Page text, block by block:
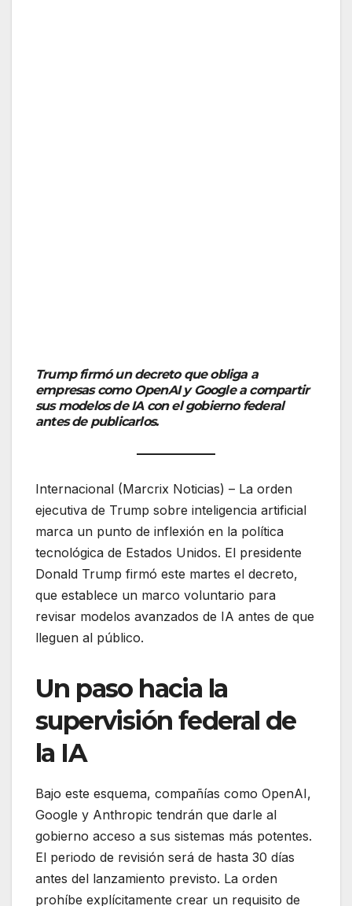
Trump firmó un decreto que obliga a
empresas como OpenAI y Google a compartir
sus modelos de IA con el gobierno federal
antes de publicarlos.
Internacional (Marcrix Noticias) – La orden
ejecutiva de Trump sobre inteligencia artificial
marca un punto de inflexión en la política
tecnológica de Estados Unidos. El presidente
Donald Trump firmó este martes el decreto,
que establece un marco voluntario para
revisar modelos avanzados de IA antes de que
lleguen al público.
Un paso hacia la
supervisión federal de
la IA
Bajo este esquema, compañías como OpenAI,
Google y Anthropic tendrán que darle al
gobierno acceso a sus sistemas más potentes.
El periodo de revisión será de hasta 30 días
antes del lanzamiento previsto. La orden
prohíbe explícitamente crear un requisito de